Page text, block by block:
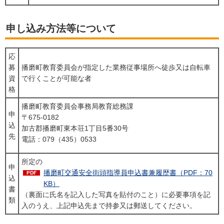
申し込み方法等について
応
募
資
格
播磨町教育委員会が指定した業務従事場所へ徒歩又は自転車
で行くことが可能な者
申
込
先
播磨町教育委員会事務局教育総務課
〒675-0182
加古郡播磨町東本荘1丁目5番30号
電話：079（435）0533
申
込
書
類
所定の
播磨町交通安全街頭指導員申込書兼履歴書（PDF：70
KB）
（裏面に氏名を記入した写真を貼付のこと）に必要事項を記
入のうえ、上記申込先まで持参又は郵送してください。